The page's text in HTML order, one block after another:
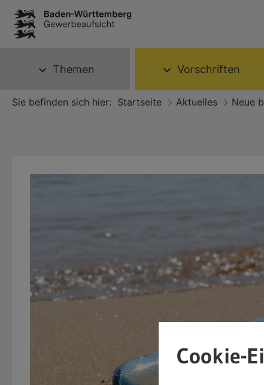
expand_more Themen expand_more Vorschriften
Sie befinden sich hier: Startseite Aktuelles Neue
Cookie-